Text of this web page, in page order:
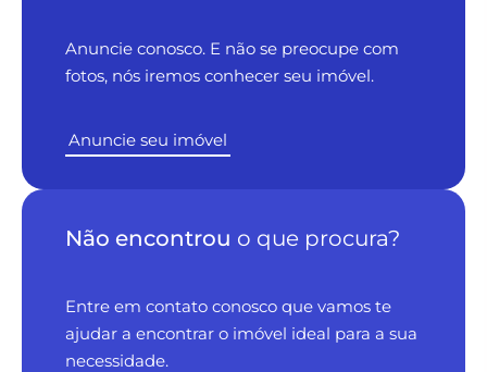
Anuncie conosco. E não se preocupe com
fotos, nós iremos conhecer seu imóvel.
Anuncie seu imóvel
Não encontrou o que procura?
Entre em contato conosco que vamos te
ajudar a encontrar o imóvel ideal para a sua
necessidade.